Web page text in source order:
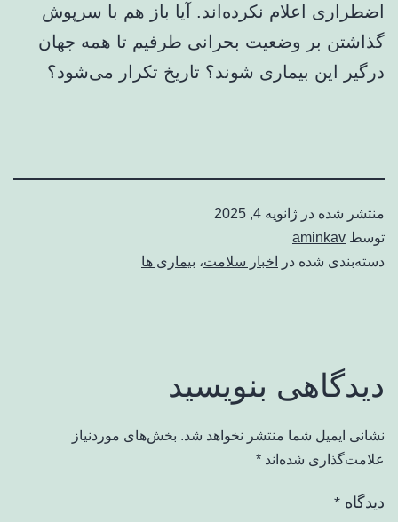
اضطراری اعلام نکرده‌اند. آیا باز هم با سرپوش
گذاشتن بر وضعیت بحرانی طرفیم تا همه جهان
درگیر این بیماری شوند؟ تاریخ تکرار می‌شود؟
منتشر شده در ژانویه 4, 2025
توسط aminkav
دسته‌بندی شده در
اخبار سلامت، بیماری ها
دیدگاهی بنویسید
نشانی ایمیل شما منتشر نخواهد شد. بخش‌های موردنیاز
علامت‌گذاری شده‌اند *
دیدگاه *